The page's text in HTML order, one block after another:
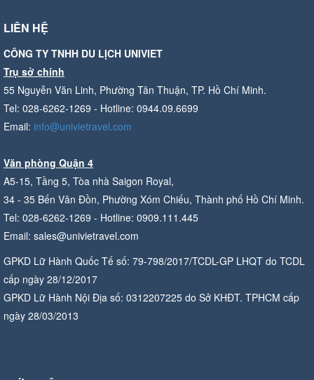
LIÊN HỆ
CÔNG TY TNHH DU LỊCH UNIVIET
Trụ sở chính
55 Nguyễn Văn Linh, Phường Tân Thuận, TP. Hồ Chí Minh.
Tel: 028-6262-1269 - Hotline: 0944.09.6699
Email: info@univietravel.com
Văn phòng Quận 4
A5-15, Tầng 5, Tòa nhà Saigon Royal,
34 - 35 Bến Vân Đồn, Phường Xóm Chiếu, Thành phố Hồ Chí Minh.
Tel: 028-6262-1269 - Hotline: 0909.111.445
Email: sales@univietravel.com
GPKD Lữ Hành Quốc Tế số: 79-798/2017/TCDL-GP LHQT do TCDL
cấp ngày 28/12/2017
GPKD Lữ Hành Nội Địa số: 0312207225 do Sở KHĐT. TPHCM cấp
ngày 28/03/2013